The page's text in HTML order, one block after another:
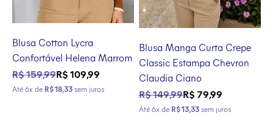
Blusa Cotton Lycra
Confortável Helena Marrom
Preço normal
R$ 159,99Preço promocional
R$ 109,99
Até 6x de R$ 18,33 sem juros
Blusa Manga Curta Crepe
Classic Estampa Chevron
Claudia Ciano
Preço normal
R$ 149,99Preço promocional
R$ 79,99
Até 6x de R$ 13,33 sem juros